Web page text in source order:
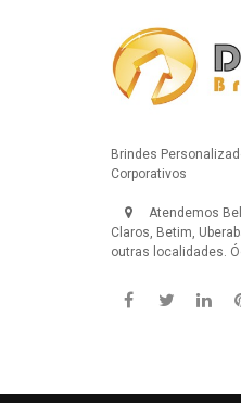
Brindes
Corporativos
Atendemos
Claros, Betim,
outras localidades.